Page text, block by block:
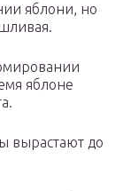
яблони, но
яблоне
вырастают до